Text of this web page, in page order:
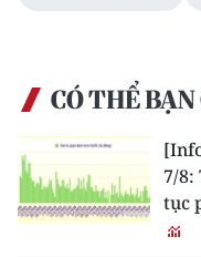
CÓ THỂ
7/
tục